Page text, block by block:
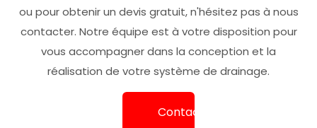
ou pour obtenir un devis gratuit, n'hésitez pas à nous
contacter. Notre équipe est à votre disposition pour
vous accompagner dans la conception et la
réalisation de votre système de drainage.
Contact